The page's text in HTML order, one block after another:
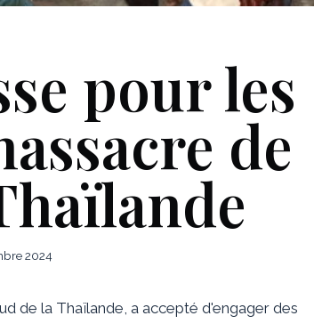
pour les
de
2024
de la Thaïlande, a accepté d'engager des